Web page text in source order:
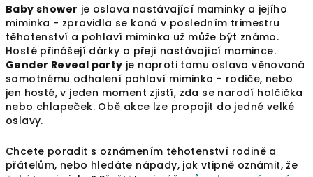
a
c
í
p
r
v
k
ý
p
Baby shower je oslava nastávající maminky a jejího
miminka - zpravidla se koná v posledním trimestru
těhotenství a pohlaví miminka už může být známo.
Hosté přinášejí dárky a přejí nastávající mamince.
Gender Reveal party je naproti tomu oslava věnovaná
samotnému odhalení pohlaví miminka - rodiče, nebo
jen hosté, v jeden moment zjistí, zda se narodí holčička
nebo chlapeček. Obě akce lze propojit do jedné velké
oslavy.
Chcete poradit s oznámením těhotenství rodině a
přátelům, nebo hledáte nápady, jak vtipně oznámit, že